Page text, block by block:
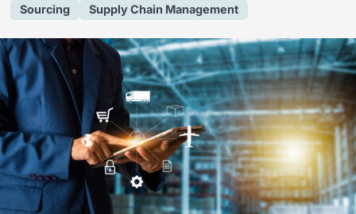
Sourcing
Supply Chain Management